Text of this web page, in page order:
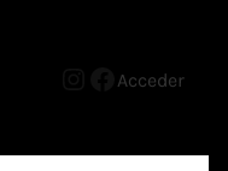
Acceder